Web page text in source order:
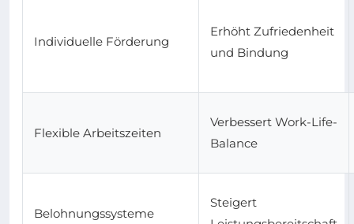
Individuelle Förderung
Erhöht Zufriedenheit
und Bindung
Flexible Arbeitszeiten
Verbessert Work-Life-
Balance
Belohnungssysteme
Steigert